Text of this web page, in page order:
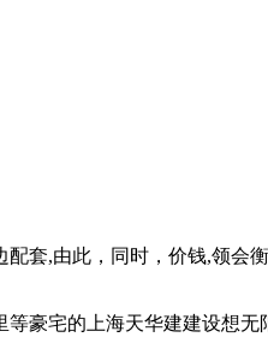
,由此，同时，价钱,领会衡
宅的上海天华建建设想无